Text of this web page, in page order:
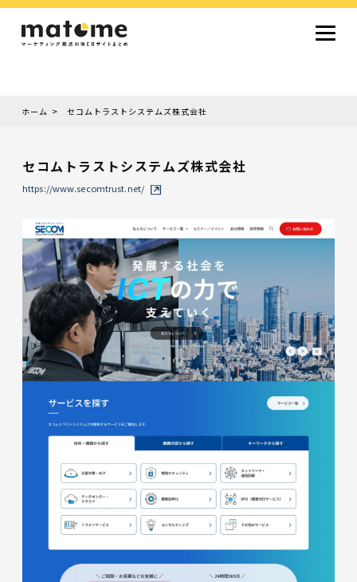
採用サイト
コーポレートサイト
オウンドメディア
ランディングページ
サービスサイト
Design
シンプルデザイン
クール・モダン
ナチュラル・温もり系
和風・ジャパニーズ
雑誌風・エディトリアル
イラスト
ミニマルデザイン
タイポグラフィ重視
グラデーション
高級感・ラグジュアリー
グリッドデザイン
フラットデザイン
モーション・アニメーション
テクスチャ・素材感
シングルページ
Color
色から探す
カラフル・多色
シルバー・銀色
ゴールド・金色
パープル・紫色
ブラウン・茶色
グリーン・緑色
ブルー・青色
イエロー・黄色
オレンジ・橙色
レッド・赤色
ピンク・桃色
グレー・灰色
ブラック・黒色
ホワイト・白色
ライトブルー・水色
ネイビー・紺色
Service
業種・職種から探す
ファッション・トレンド
デザイン・ブランディング
働き方・組織文化・価値観
生活・趣味
NPO・自治体・行政
銀行・金融・フィンテック
健康・フィットネス
車・バイク・乗り物
建築・不動産・空間デザイン
転職・求人
文化・伝統・アート
クリエイティブ・マーケティング
ペット・動物
美容・エステ
教育・子育て・スクール
レストラン・飲食・ウェディング
旅行・観光・ホテル・旅館
医療・介護・ヘルスケア
音楽・映像・エンタメ
IT・ツール・アプリ
農業・畜産・食品
製造・素材・化学
コンサルティング・投資
土木・建設・インフラ整備
デジタルマーケティング・広告
化粧品・美容製品
人材紹介・派遣
法律・会計・士業
製薬・バイオテクノロジー
ホーム セコムトラストシステムズ株式会社
セコムトラストシステムズ株式会社
https://www.secomtrust.net/